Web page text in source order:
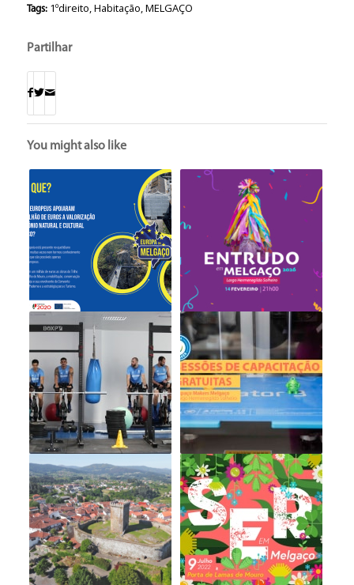
Tags: 1ºdireito,Habitação,MELGAÇO
Partilhar
You might also like